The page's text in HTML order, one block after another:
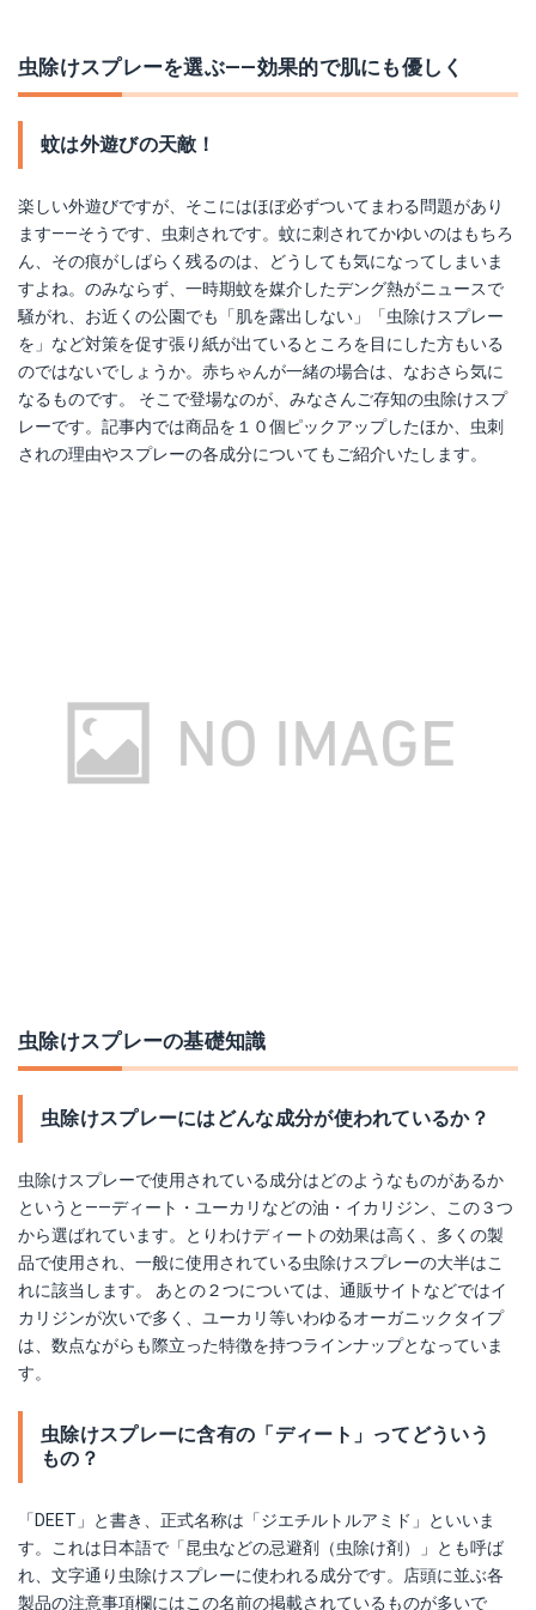
虫除けスプレーを選ぶ――効果的で肌にも優しく
蚊は外遊びの天敵！
楽しい外遊びですが、そこにはほぼ必ずついてまわる問題があり
ます――そうです、虫刺されです。蚊に刺されてかゆいのはもちろ
ん、その痕がしばらく残るのは、どうしても気になってしまいま
すよね。のみならず、一時期蚊を媒介したデング熱がニュースで
騒がれ、お近くの公園でも「肌を露出しない」「虫除けスプレー
を」など対策を促す張り紙が出ているところを目にした方もいる
のではないでしょうか。赤ちゃんが一緒の場合は、なおさら気に
なるものです。 そこで登場なのが、みなさんご存知の虫除けスプ
レーです。記事内では商品を１０個ピックアップしたほか、虫刺
されの理由やスプレーの各成分についてもご紹介いたします。
虫除けスプレーの基礎知識
虫除けスプレーにはどんな成分が使われているか？
虫除けスプレーで使用されている成分はどのようなものがあるか
というと――ディート・ユーカリなどの油・イカリジン、この３つ
から選ばれています。とりわけディートの効果は高く、多くの製
品で使用され、一般に使用されている虫除けスプレーの大半はこ
れに該当します。 あとの２つについては、通販サイトなどではイ
カリジンが次いで多く、ユーカリ等いわゆるオーガニックタイプ
は、数点ながらも際立った特徴を持つラインナップとなっていま
す。
虫除けスプレーに含有の「ディート」ってどういう
もの？
「DEET」と書き、正式名称は「ジエチルトルアミド」といいま
す。これは日本語で「昆虫などの忌避剤（虫除け剤）」とも呼ば
れ、文字通り虫除けスプレーに使われる成分です。店頭に並ぶ各
製品の注意事項欄にはこの名前の掲載されているものが多いで